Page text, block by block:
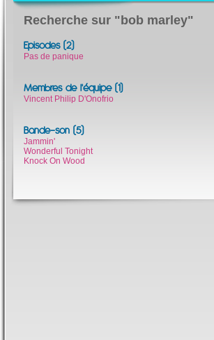
Recherche sur "bob marley"
Episodes (2)
Pas de panique
Membres de l'équipe (1)
Vincent Philip D'Onofrio
Bande-son (5)
Jammin'
Wonderful Tonight
Knock On Wood